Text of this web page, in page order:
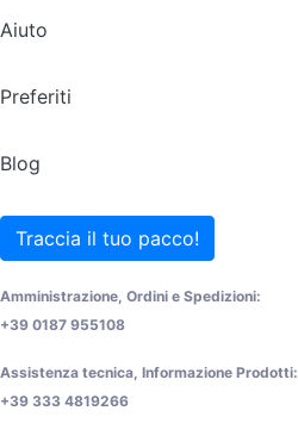
Aiuto
Preferiti
Blog
Traccia il tuo pacco!
Amministrazione, Ordini e Spedizioni:
+39 0187 955108
Assistenza tecnica, Informazione Prodotti:
+39 333 4819266